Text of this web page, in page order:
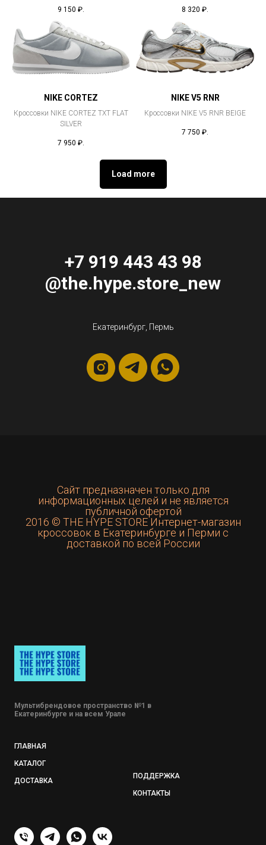
9 150 ₽. 8 320 ₽.
NIKE CORTEZ
Кроссовки NIKE CORTEZ TXT FLAT
SILVER
7 950 ₽.
NIKE V5 RNR
Кроссовки NIKE V5 RNR BEIGE
7 750 ₽.
Load more
+7 919 443 43 98
@the.hype.store_new
Екатеринбург, Пермь
Сайт предназначен только для
информационных целей и не является
публичной офертой
2016 © THE HYPE STORE Интернет-магазин
кроссовок в Екатеринбурге и Перми с
доставкой по всей России
Мультибрендовое пространство №1 в
Екатеринбурге и на всем Урале
ГЛАВНАЯ
КАТАЛОГ
ДОСТАВКА
ПОДДЕРЖКА
КОНТАКТЫ